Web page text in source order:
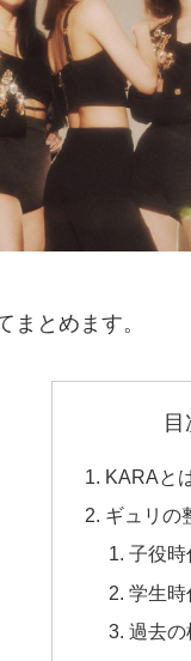
まとめます。
目
KARAと
ギュリの
子役時
学生時
過去の